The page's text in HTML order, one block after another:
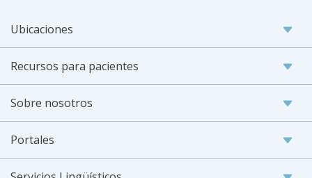
Ubicaciones
Recursos para pacientes
Sobre nosotros
Portales